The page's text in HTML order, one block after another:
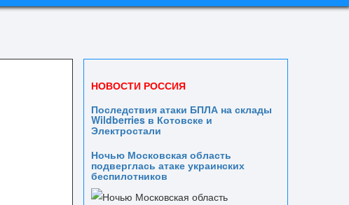
НОВОСТИ РОССИЯ
Последствия атаки БПЛА на склады
Wildberries в Котовске и
Электростали
Ночью Московская область
подверглась атаке украинских
беспилотников